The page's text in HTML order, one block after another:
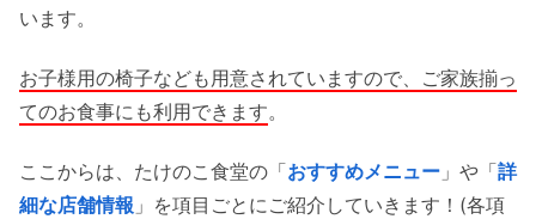
います。
お子様用の椅子なども用意されていますので、ご家族揃っ
てのお食事にも利用できます。
ここからは、たけのこ食堂の「おすすめメニュー 」や「詳
細な店舗情報 」を項目ごとにご紹介していきます！(各項